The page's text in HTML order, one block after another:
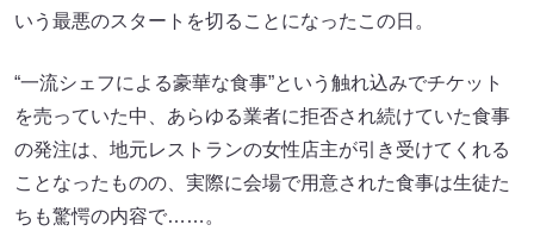
いう最悪のスタートを切ることになったこの日。
“一流シェフによる豪華な食事”という触れ込みでチケット
を売っていた中、あらゆる業者に拒否され続けていた食事
の発注は、地元レストランの女性店主が引き受けてくれる
ことなったものの、実際に会場で用意された食事は生徒た
ちも驚愕の内容で……。